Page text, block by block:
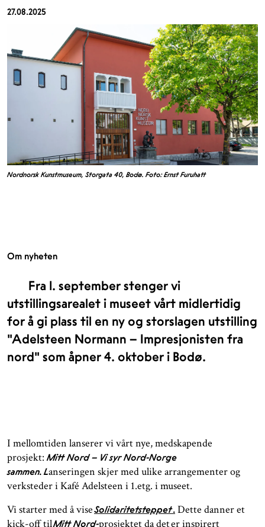
27.08.2025
Nordnorsk Kunstmuseum, Storgata 40, Bodø. Foto: Ernst Furuhatt
Om nyheten
Fra 1. september stenger vi
utstillingsarealet i museet vårt midlertidig
for å gi plass til en ny og storslagen utstilling
"Adelsteen Normann – Impresjonisten fra
nord" som åpner 4. oktober i Bodø.
I mellomtiden lanserer vi vårt nye, medskapende
prosjekt:Mitt Nord – Vi syr Nord-Norge
sammen. Lanseringen skjer med ulike arrangementer og
verksteder i Kafé Adelsteen i 1.etg. i museet.
Vi starter med å viseSolidaritetsteppet. Dette danner et
kick-off tilMitt Nord-prosjektet da deter inspirert